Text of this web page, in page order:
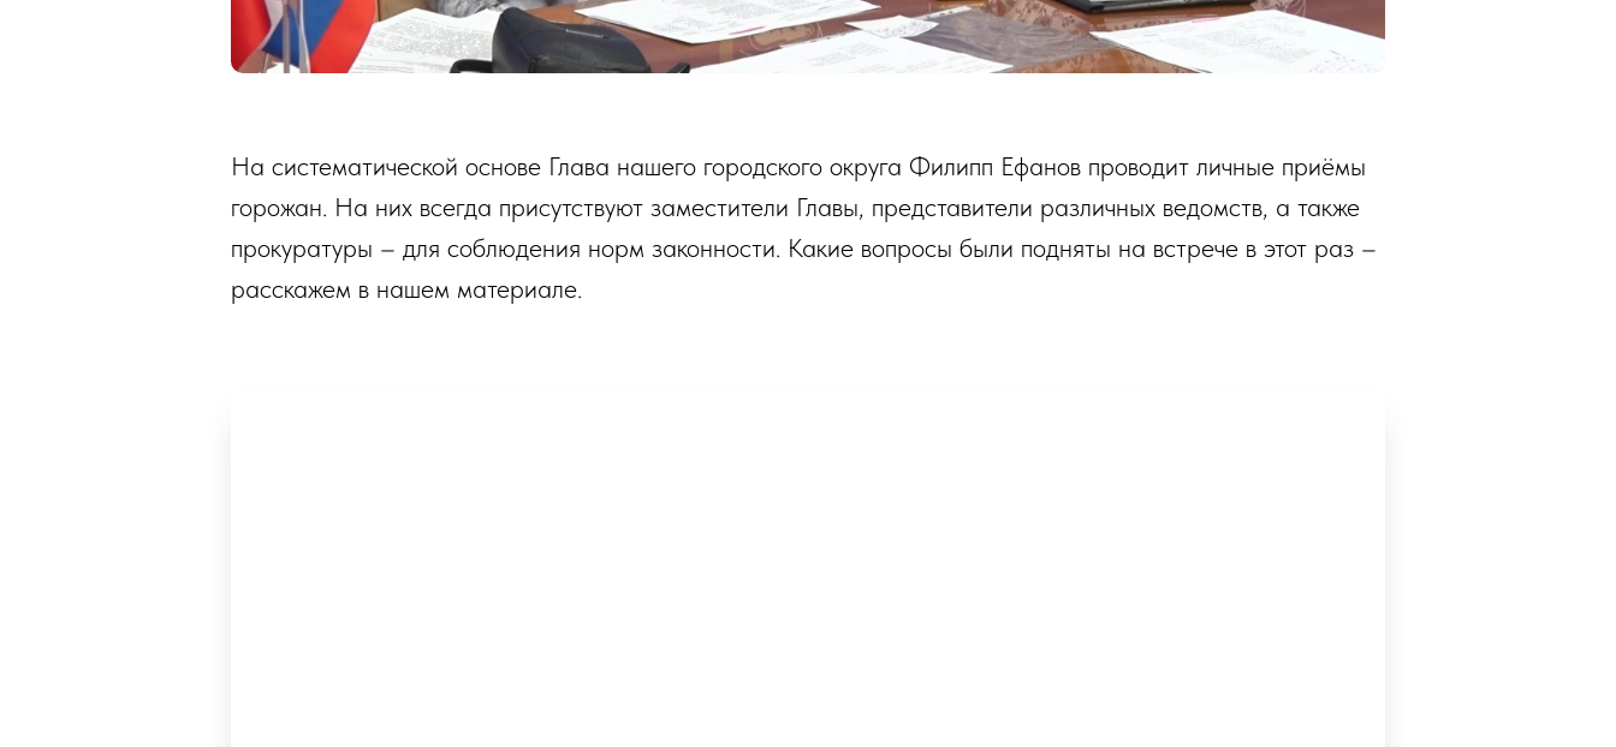
На систематической основе Глава нашего городского округа Филипп Ефанов проводит личные приёмы
горожан. На них всегда присутствуют заместители Главы, представители различных ведомств, а также
прокуратуры – для соблюдения норм законности. Какие вопросы были подняты на встрече в этот раз –
расскажем в нашем материале.